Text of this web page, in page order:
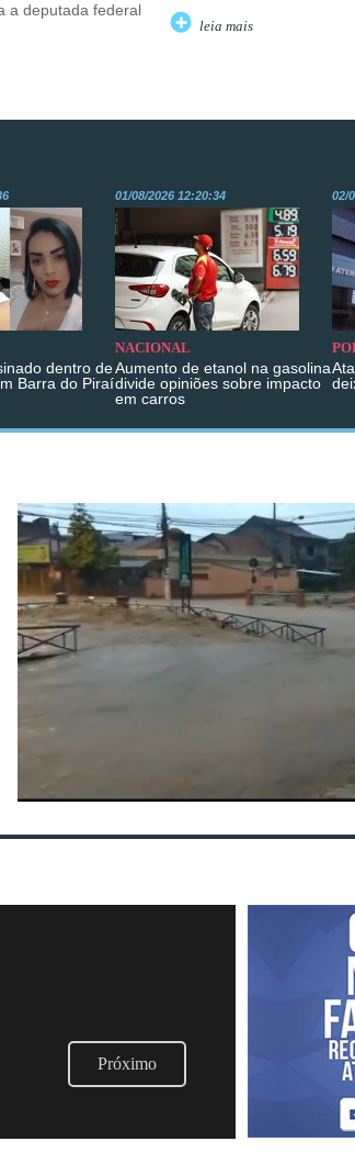
a deputada federal
leia mais
dentro de
Barra do Piraí
01/08/2026 12:20:34
NACIONAL
Aumento de etanol na gasolina
divide opiniões sobre impacto
em carros
02/
Próximo